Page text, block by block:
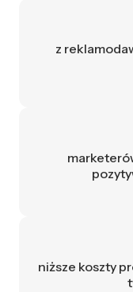
z
niższe koszty